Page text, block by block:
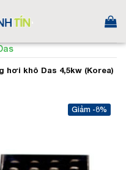
hơi khô Das 4,5kw (Korea)
-8%